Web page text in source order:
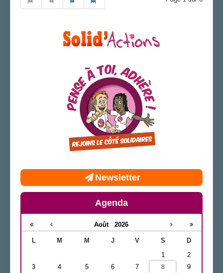
Newsletter
Agenda
Août 2026
L M M J V S
D
1
2
3
4 5 6 7 8
9